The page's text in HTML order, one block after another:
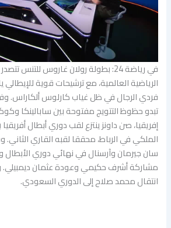
في رياضة 24: بطولة رولان غاروس للتنس
الرياضية العالمية، مع ترشيحات قوية للإيطالي
فردي الرجال في ظل غياب كارلوس ألكاراس.
تبدو حظوظ التتويج مفتوحة بين سابالينكا
إفريقيا، صن داونز ينتزع لقب دوري أبطال
الملكي في الرباط، محققا لقبه القاري الثاني.
سان جيرمان وآرسنال في نهائي دوري
مشاركة أشرف حكيمي وعودة عثمان ديمبيلي.
انتقال محمد صلاح إلى الدوري السعودي.